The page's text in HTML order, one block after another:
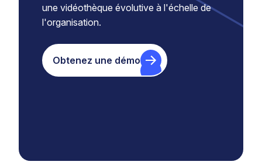
une vidéothèque évolutive à l'échelle de
l'organisation.
Obtenez une démo